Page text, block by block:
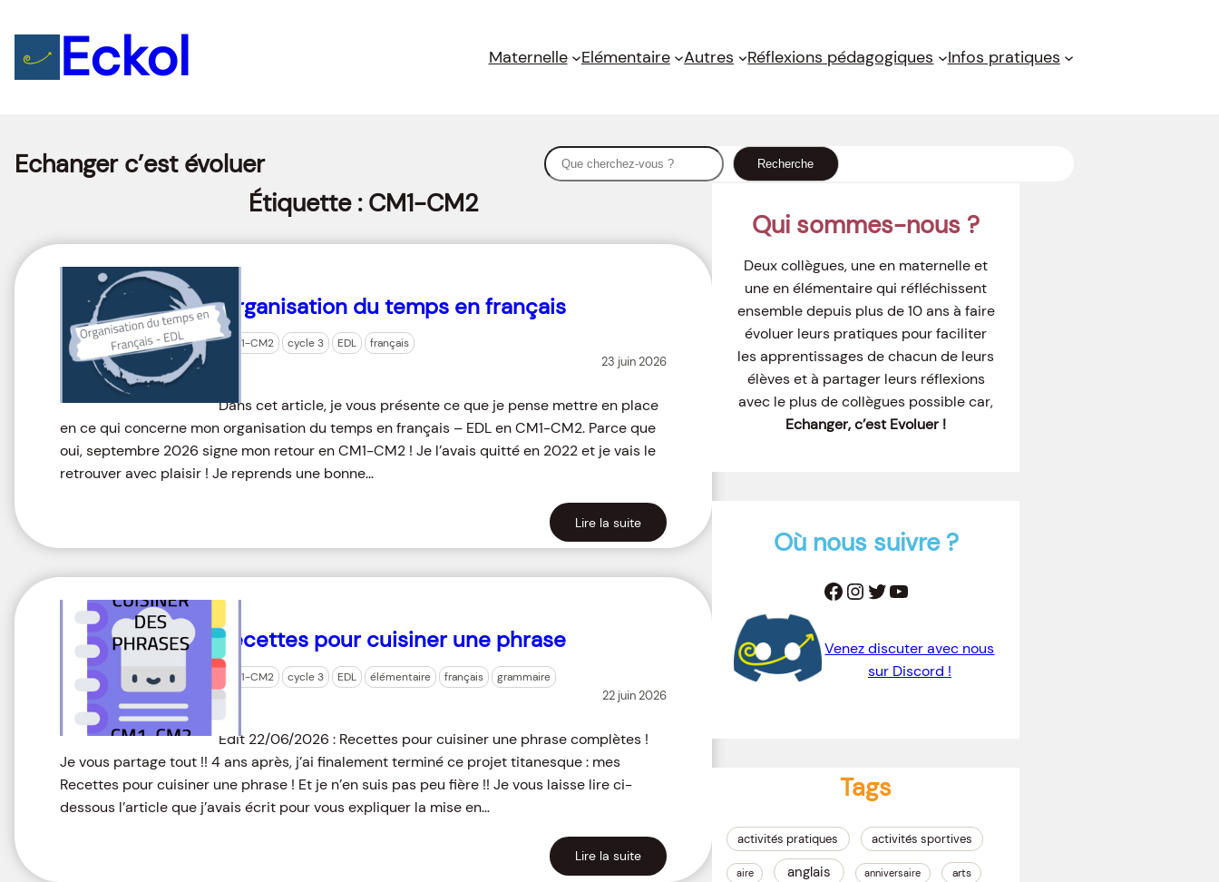
Eckol Maternelle Elémentaire Autres Réflexions pédagogiques Infos pratiques
Echanger c’est évoluer
S
e
c
Recherche
Étiquette : CM1-CM2
Organisation du temps en français
CM1-CM2 cycle 3 EDL français
23 juin 2026
Dans cet article, je vous présente ce que je pense mettre en place
en ce qui concerne mon organisation du temps en français – EDL en CM1-CM2. Parce que
oui, septembre 2026 signe mon retour en CM1-CM2 ! Je l’avais quitté en 2022 et je vais le
retrouver avec plaisir ! Je reprends une bonne…
Lire la suite
Recettes pour cuisiner une phrase
CM1-CM2 cycle 3 EDL élémentaire français grammaire
22 juin 2026
Edit 22/06/2026 : Recettes pour cuisiner une phrase complètes !
Je vous partage tout !! 4 ans après, j’ai finalement terminé ce projet titanesque : mes
Recettes pour cuisiner une phrase ! Et je n’en suis pas peu fière !! Je vous laisse lire ci-
dessous l’article que j’avais écrit pour vous expliquer la mise en…
Lire la suite
Qui sommes-nous ?
Deux collègues, une en maternelle et
une en élémentaire qui réfléchissent
ensemble depuis plus de 10 ans à faire
évoluer leurs pratiques pour faciliter
les apprentissages de chacun de leurs
élèves et à partager leurs réflexions
avec le plus de collègues possible car,
Echanger, c’est Evoluer !
Où nous suivre ?
Facebook Instagram Twitter YouTube
Venez discuter avec nous
sur Discord !
Tags
activités pratiques activités sportives
aire anglais anniversaire arts